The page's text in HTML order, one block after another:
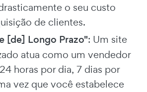
o seu custo
de clientes.
[de] Longo Prazo": Um site
atua como um vendedor
horas por dia, 7 dias por
vez que você estabelece